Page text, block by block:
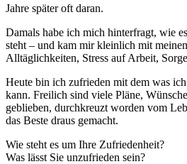
Jahre später oft daran.
Damals habe ich mich hinterfragt, wie
steht – und kam mir kleinlich mit
Alltäglichkeiten, Stress auf Arbeit,
Heute bin ich zufrieden mit dem was
kann. Freilich sind viele Pläne,
geblieben, durchkreuzt worden vom
das Beste draus gemacht.
Wie steht es um Ihre Zufriedenheit?
Was lässt Sie unzufrieden sein?